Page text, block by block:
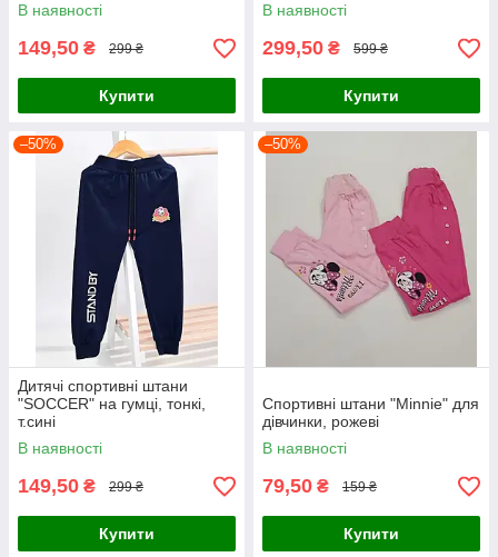
В наявності
149,50 ₴ 299 ₴
Купити
В наявності
299,50 ₴ 599 ₴
Купити
–50%
Дитячі спортивні штани
"SOCCER" на гумці, тонкі,
т.сині
В наявності
149,50 ₴ 299 ₴
Купити
–50%
Спортивні штани "Minnie" для
дівчинки, рожеві
В наявності
79,50 ₴ 159 ₴
Купити